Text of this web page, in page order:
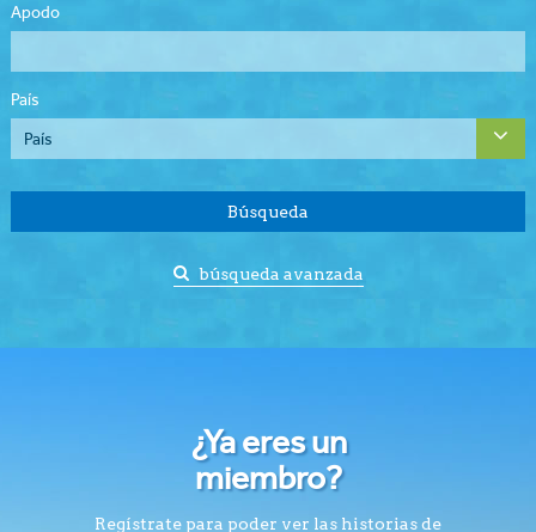
Apodo
País
Búsqueda
búsqueda avanzada
¿Ya eres un
miembro?
Regístrate para poder ver las historias de